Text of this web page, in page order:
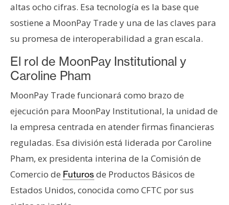
altas ocho cifras. Esa tecnología es la base que
sostiene a MoonPay Trade y una de las claves para
su promesa de interoperabilidad a gran escala.
El rol de MoonPay Institutional y
Caroline Pham
MoonPay Trade funcionará como brazo de
ejecución para MoonPay Institutional, la unidad de
la empresa centrada en atender firmas financieras
reguladas. Esa división está liderada por Caroline
Pham, ex presidenta interina de la Comisión de
Comercio de Futurosde Productos Básicos de
Estados Unidos, conocida como CFTC por sus